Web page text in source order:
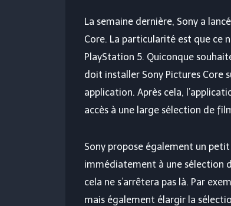
La semaine dernière, Sony a
Core. La particularité est que ce
PlayStation 5. Quiconque
doit installer Sony Pictures Core
application. Après cela,
accès à une large sélection de
Sony propose également un petit
immédiatement à une sélection
cela ne s’arrêtera pas là. Par
mais également élargir la